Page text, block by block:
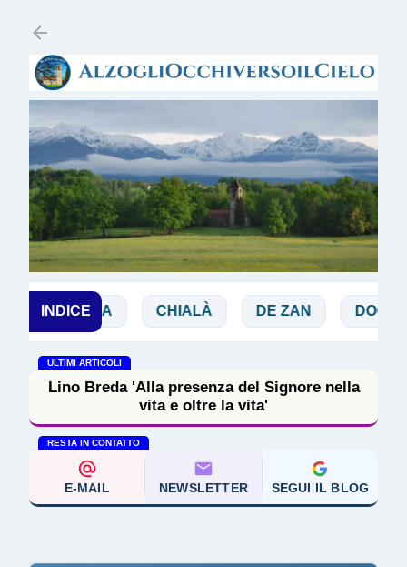
INDICE
BIBBIA CHIALÀ DE ZAN DOGLIO
ULTIMI ARTICOLI
Lino Breda 'Alla presenza del Signore nella
vita e oltre la vita'
RESTA IN CONTATTO
E-MAIL NEWSLETTER SEGUI IL BLOG